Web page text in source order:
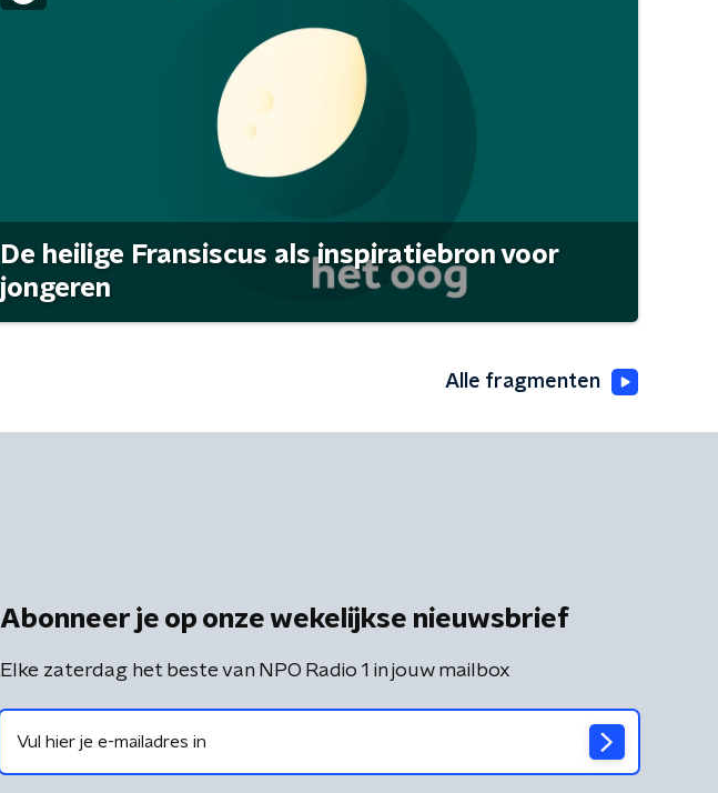
De heilige Fransiscus als inspiratiebron voor
jongeren
Alle fragmenten
Abonneer je op onze wekelijkse nieuwsbrief
Elke zaterdag het beste van NPO Radio 1 in jouw mailbox